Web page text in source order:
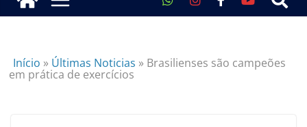
Início » Últimas Noticias » Brasilienses são campeões
em prática de exercícios